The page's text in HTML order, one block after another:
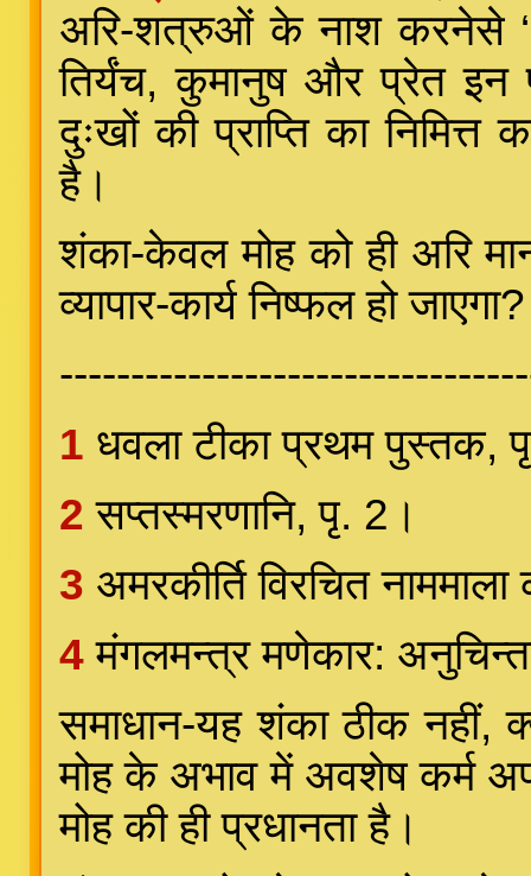
अरि-शत्रुओं के नाश करनेसे
तिर्यंच, कुमानुष और प्रेत इन
दुःखों की प्राप्ति का
है।
शंका-केवल मोह को ही अरि
व्यापार-कार्य निष्फल हो जाएगा?
1 धवला टीका प्रथम पुस्तक,
2सप्तस्मरणानि, पृ. 2।
3 अमरकीर्ति विरचित
4मंगलमन्त्र मणेकार:
समाधान-यह शंका ठीक नहीं,
मोह के अभाव में अवशेष कर्म
मोह की ही प्रधानता है।